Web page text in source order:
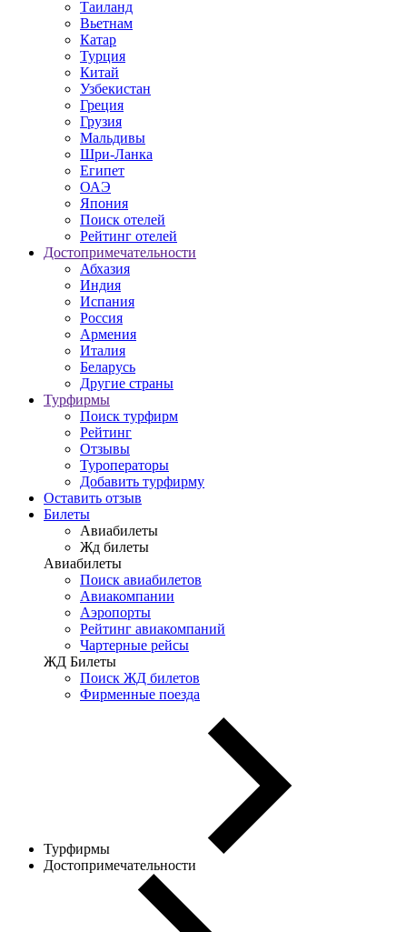
Таиланд
Вьетнам
Катар
Турция
Китай
Узбекистан
Греция
Грузия
Мальдивы
Шри-Ланка
Египет
ОАЭ
Япония
Поиск отелей
Рейтинг отелей
Достопримечательности
Абхазия
Индия
Испания
Россия
Армения
Италия
Беларусь
Другие страны
Турфирмы
Поиск турфирм
Рейтинг
Отзывы
Туроператоры
Добавить турфирму
Оставить отзыв
Билеты
Авиабилеты
Жд билеты
Авиабилеты
Поиск авиабилетов
Авиакомпании
Аэропорты
Рейтинг авиакомпаний
Чартерные рейсы
ЖД Билеты
Поиск ЖД билетов
Фирменные поезда
Турфирмы
Достопримечательности